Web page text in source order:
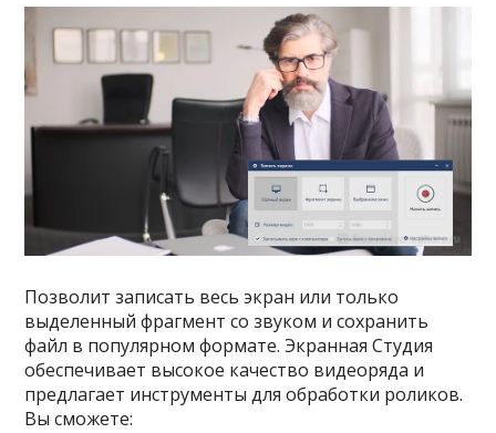
Позволит записать весь экран или только
выделенный фрагмент со звуком и сохранить
файл в популярном формате. Экранная Студия
обеспечивает высокое качество видеоряда и
предлагает инструменты для обработки роликов.
Вы сможете: